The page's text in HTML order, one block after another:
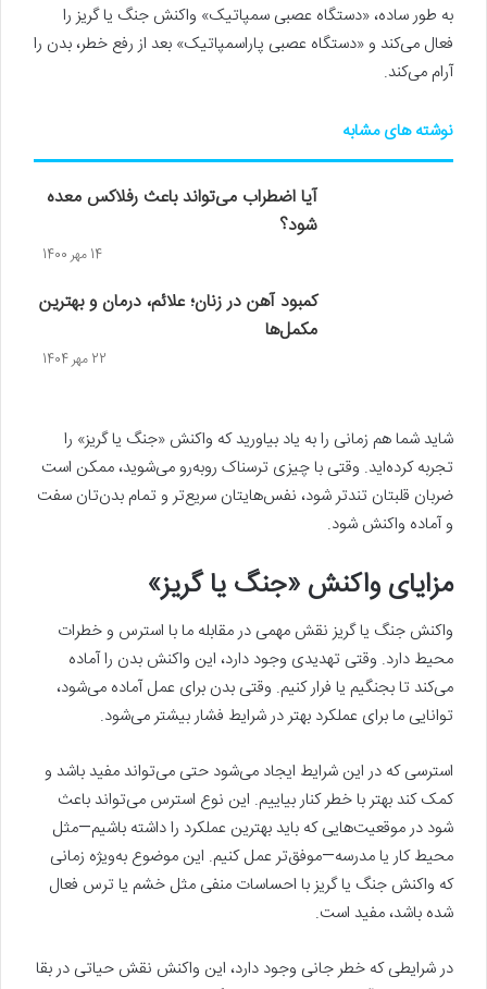
به طور ساده، «دستگاه عصبی سمپاتیک» واکنش جنگ یا گریز را
فعال می‌کند و «دستگاه عصبی پاراسمپاتیک» بعد از رفع خطر، بدن را
آرام می‌کند.
نوشته های مشابه
آیا اضطراب می‌تواند باعث رفلاکس معده
شود؟
14 مهر 1400
کمبود آهن در زنان؛ علائم، درمان و بهترین
مکمل‌ها
22 مهر 1404
شاید شما هم زمانی را به یاد بیاورید که واکنش «جنگ یا گریز» را
تجربه کرده‌اید. وقتی با چیزی ترسناک روبه‌رو می‌شوید، ممکن است
ضربان قلبتان تندتر شود، نفس‌هایتان سریع‌تر و تمام بدن‌تان سفت
و آماده واکنش شود.
مزایای واکنش «جنگ یا گریز»
واکنش جنگ یا گریز نقش مهمی در مقابله ما با استرس و خطرات
محیط دارد. وقتی تهدیدی وجود دارد، این واکنش بدن را آماده
می‌کند تا بجنگیم یا فرار کنیم. وقتی بدن برای عمل آماده می‌شود،
توانایی ما برای عملکرد بهتر در شرایط فشار بیشتر می‌شود.
استرسی که در این شرایط ایجاد می‌شود حتی می‌تواند مفید باشد و
کمک کند بهتر با خطر کنار بیاییم. این نوع استرس می‌تواند باعث
شود در موقعیت‌هایی که باید بهترین عملکرد را داشته باشیم—مثل
محیط کار یا مدرسه—موفق‌تر عمل کنیم. این موضوع به‌ویژه زمانی
که واکنش جنگ یا گریز با احساسات منفی مثل خشم یا ترس فعال
شده باشد، مفید است.
در شرایطی که خطر جانی وجود دارد، این واکنش نقش حیاتی در بقا